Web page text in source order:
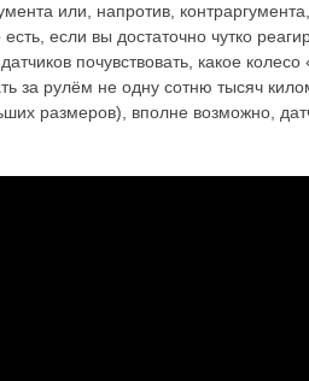
или, напротив,
если вы достаточно чутко
почувствовать, какое
за рулём не одну сотню тысяч
размеров), вполне возможно,